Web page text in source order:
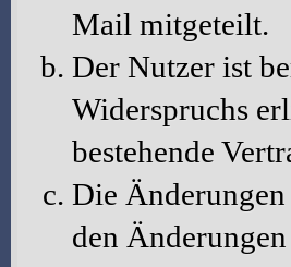
Mail mitgeteilt.
Der Nutzer ist
Widerspruchs
bestehende
Die
den